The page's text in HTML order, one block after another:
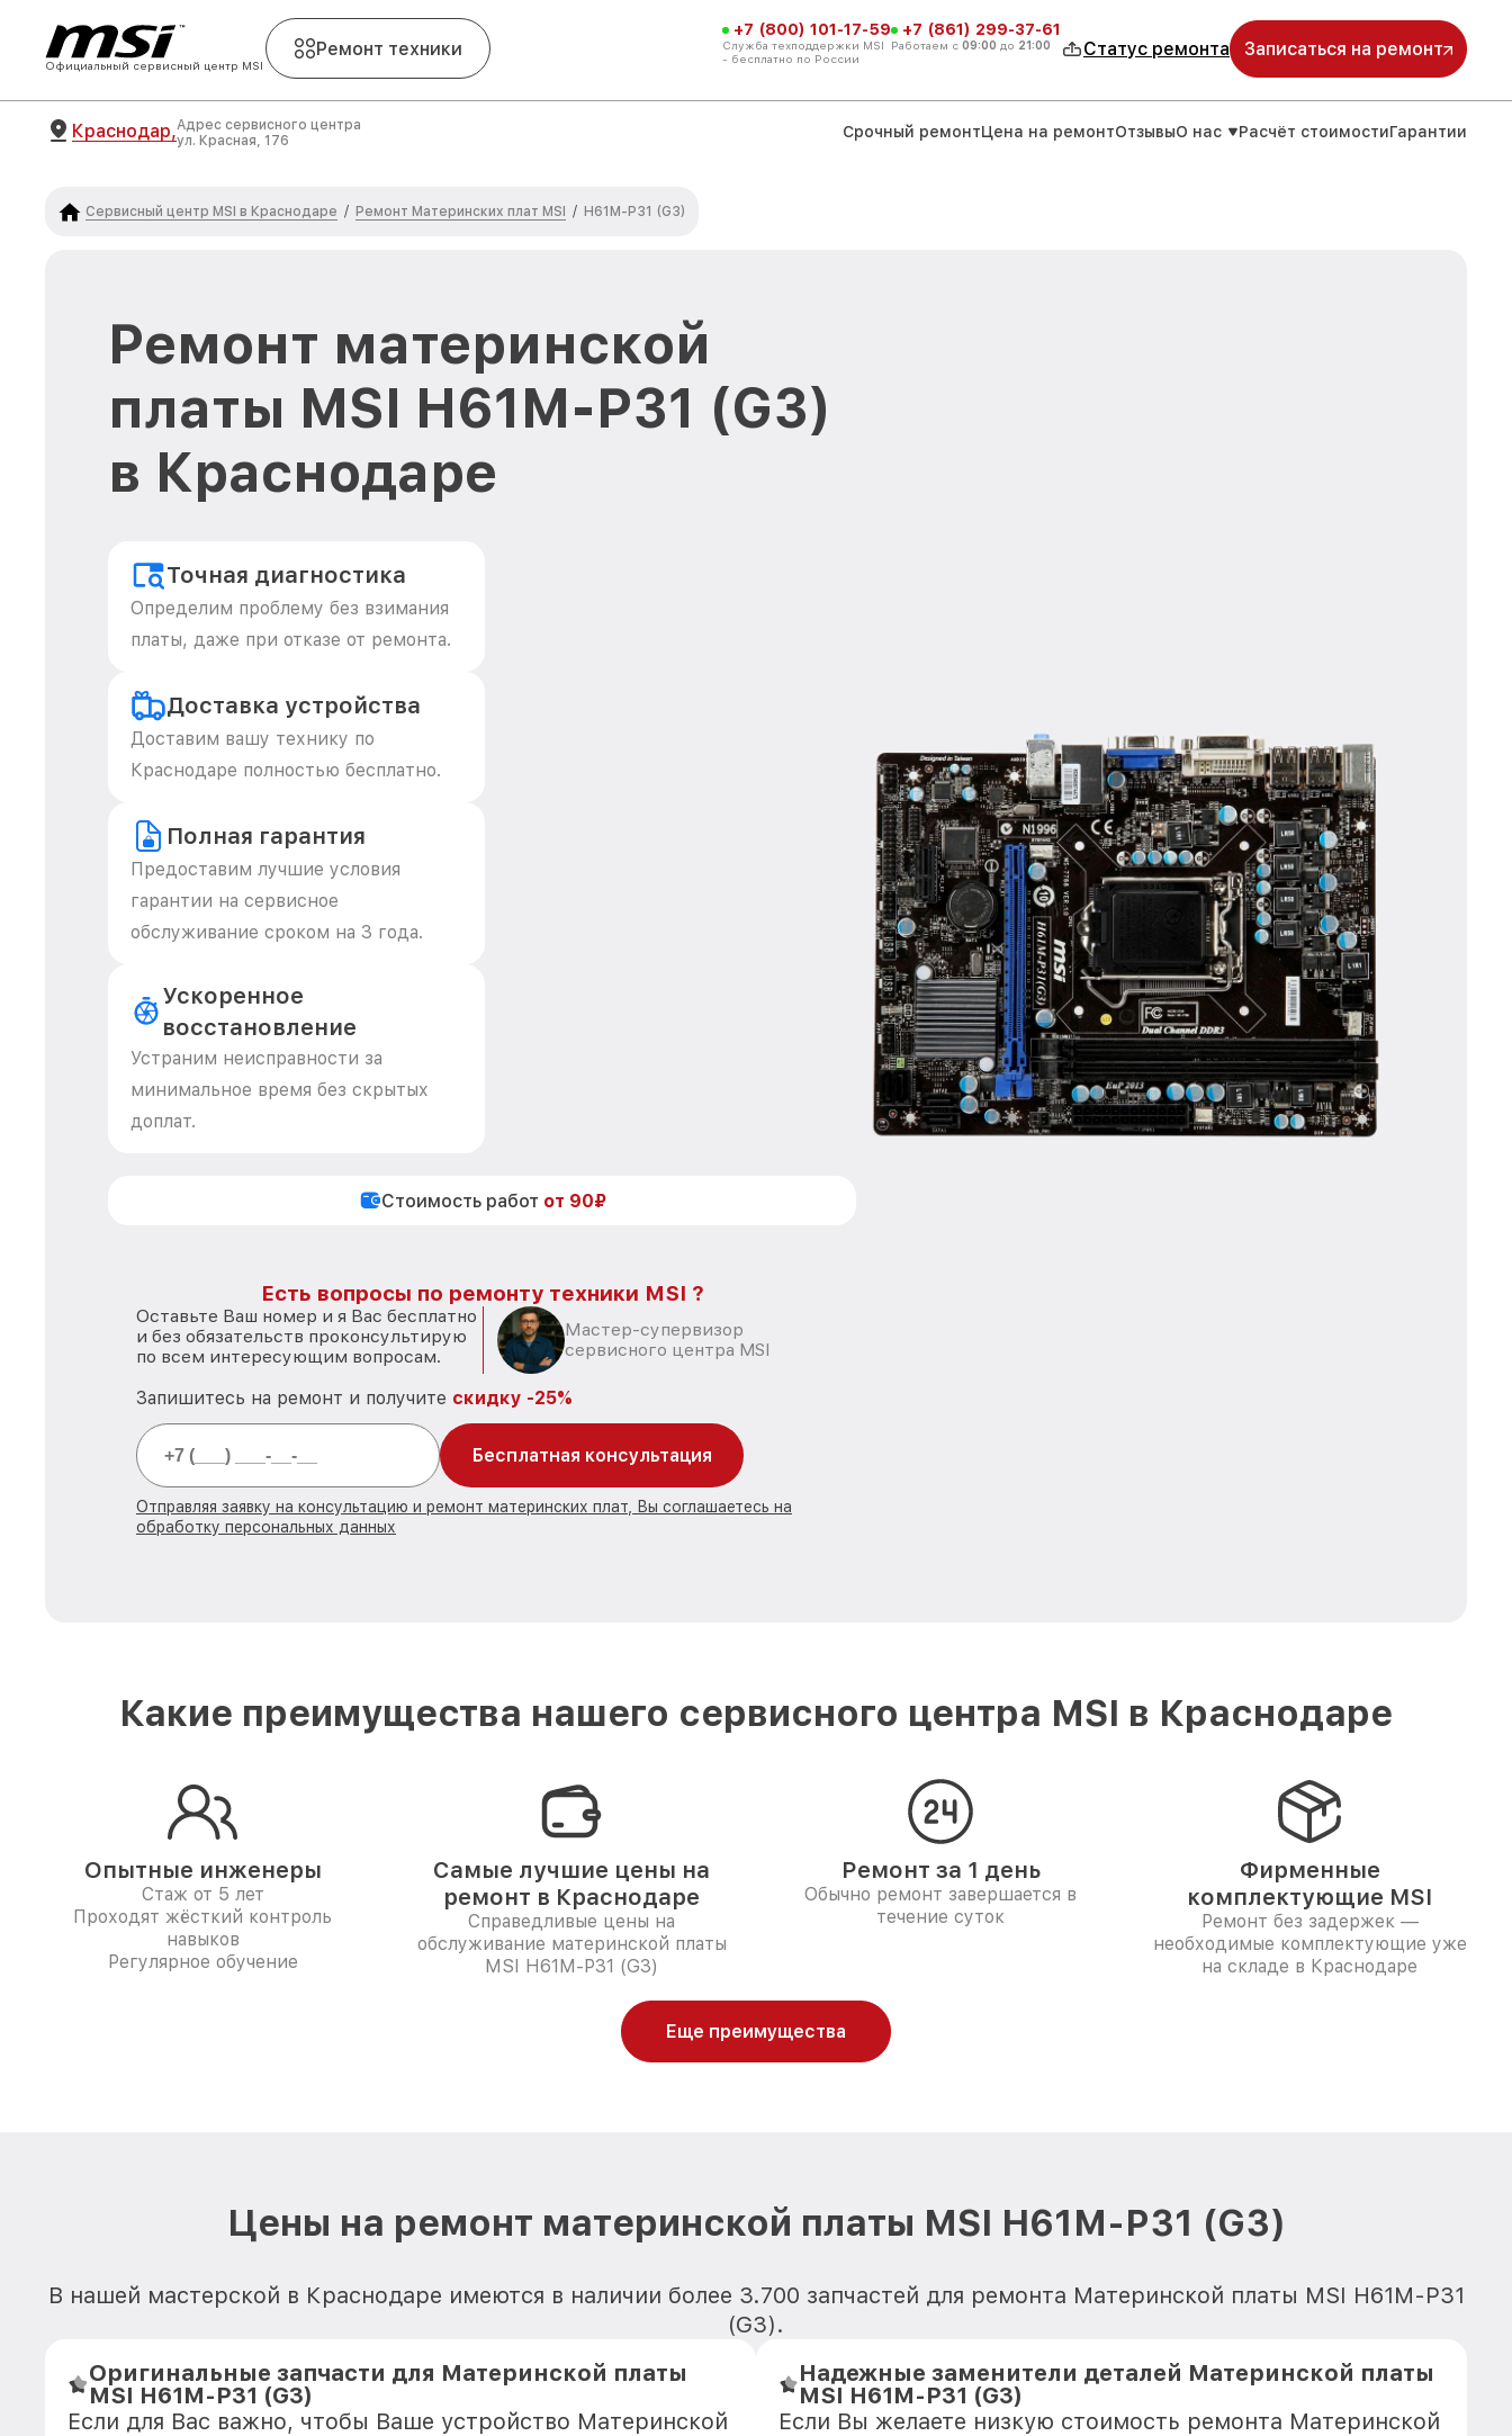
Официальный сервисный центр MSI
Ремонт техники
+7 (800) 101-17-59
Служба техподдержки MSI
- бесплатно по России
+7 (861) 299-37-61
Работаем с 09:00 до 21:00 Статус ремонта Записаться на ремонт
Краснодар,Адрес сервисного центра
ул. Красная, 176
Срочный ремонтЦена на ремонтОтзывыО нас Расчёт стоимостиГарантии
Сервисный центр MSI в Краснодаре / Ремонт Материнских плат MSI / H61M-P31 (G3)
Ремонт материнской
платы MSI H61M-P31 (G3)
в Краснодаре
Точная диагностика
Определим проблему без взимания
платы, даже при отказе от ремонта.
Доставка устройства
Доставим вашу технику по
Краснодаре полностью бесплатно.
Полная гарантия
Предоставим лучшие условия
гарантии на сервисное
обслуживание сроком на 3 года.
Ускоренное
восстановление
Устраним неисправности за
минимальное время без скрытых
доплат.
Стоимость работ от 90₽
Есть вопросы по ремонту техники MSI ?
Оставьте Ваш номер и я Вас бесплатно
и без обязательств проконсультирую
по всем интересующим вопросам.
Мастер-супервизор
сервисного центра MSI
Запишитесь на ремонт и получите скидку -25%
Бесплатная консультация
Отправляя заявку на консультацию и ремонт материнских плат, Вы соглашаетесь на
обработку персональных данных
Какие преимущества нашего сервисного центра MSI в Краснодаре
Опытные инженеры
Стаж от 5 лет
Проходят жёсткий контроль
навыков
Регулярное обучение
Самые лучшие цены на
ремонт в Краснодаре
Справедливые цены на
обслуживание материнской платы
MSI H61M-P31 (G3)
Ремонт за 1 день
Обычно ремонт завершается в
течение суток
Фирменные
комплектующие MSI
Ремонт без задержек —
необходимые комплектующие уже
на складе в Краснодаре
Еще преимущества
Цены на ремонт материнской платы MSI H61M-P31 (G3)
В нашей мастерской в Краснодаре имеются в наличии более 3.700 запчастей для ремонта Материнской платы MSI H61M-P31
(G3).
Оригинальные запчасти для Материнской платы
MSI H61M-P31 (G3)
Если для Вас важно, чтобы Ваше устройство Материнской
Надежные заменители деталей Материнской платы
MSI H61M-P31 (G3)
Если Вы желаете низкую стоимость ремонта Материнской